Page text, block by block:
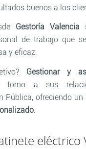
buenos a los
Gestoría Valencia
de trabajo que
y eficaz.
Gestionar y
torno a sus
Pública, ofreciendo un
eléctrico